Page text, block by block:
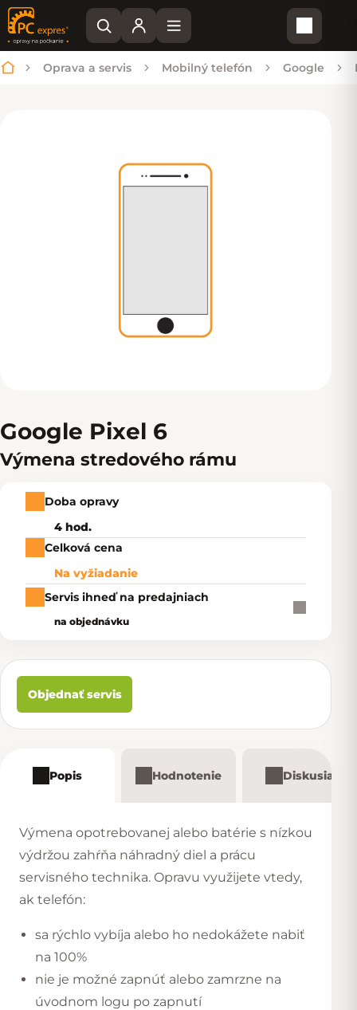
Domov
Oprava a servis Mobilný telefón Google
Google Pixel 6
Výmena stredového rámu
Doba opravy
4 hod.
Celková cena
Na vyžiadanie
Servis ihneď na predajniach
na objednávku
Objednať servis
Popis Hodnotenie Diskusia
Výmena opotrebovanej alebo batérie s nízkou
výdržou zahŕňa náhradný diel a prácu
servisného technika. Opravu využijete vtedy,
ak telefón:
sa rýchlo vybíja alebo ho nedokážete nabiť
na 100%
nie je možné zapnúť alebo zamrzne na
úvodnom logu po zapnutí